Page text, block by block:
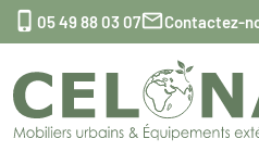
 05 49 88 03 07Contactez-